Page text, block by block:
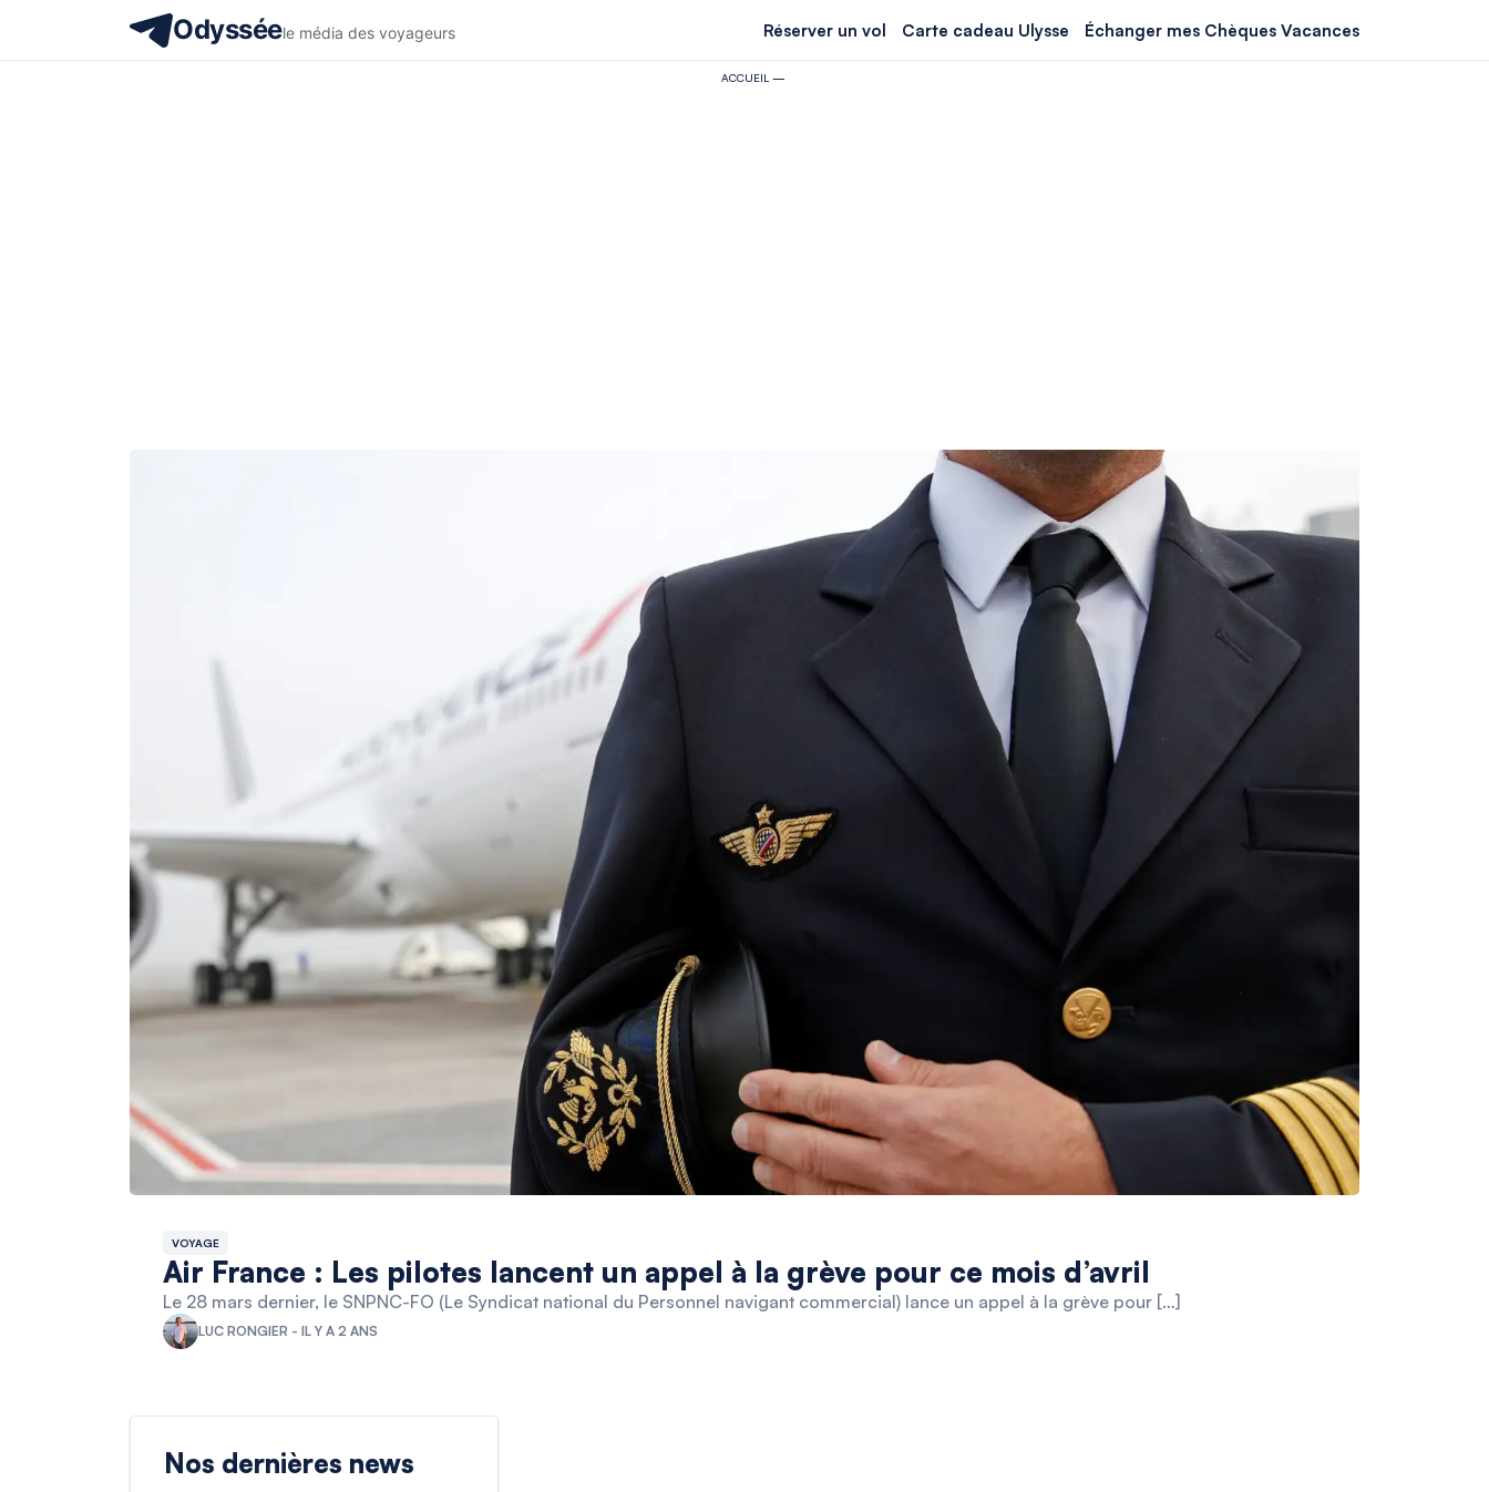
Odysséele média des voyageurs Réserver un vol Carte cadeau Ulysse Échanger mes Chèques Vacances
ACCUEIL —
VOYAGE
Air France : Les pilotes lancent un appel à la grève pour ce mois d’avril
Le 28 mars dernier, le SNPNC-FO (Le Syndicat national du Personnel navigant commercial) lance un appel à la grève pour […]
LUC RONGIER - IL Y A 2 ANS
Nos dernières news